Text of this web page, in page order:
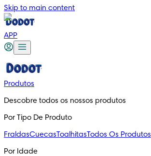
Skip to main content
APP
Produtos
Descobre todos os nossos produtos
Por Tipo De Produto
FraldasCuecasToalhitasTodos Os Produtos
Por Idade